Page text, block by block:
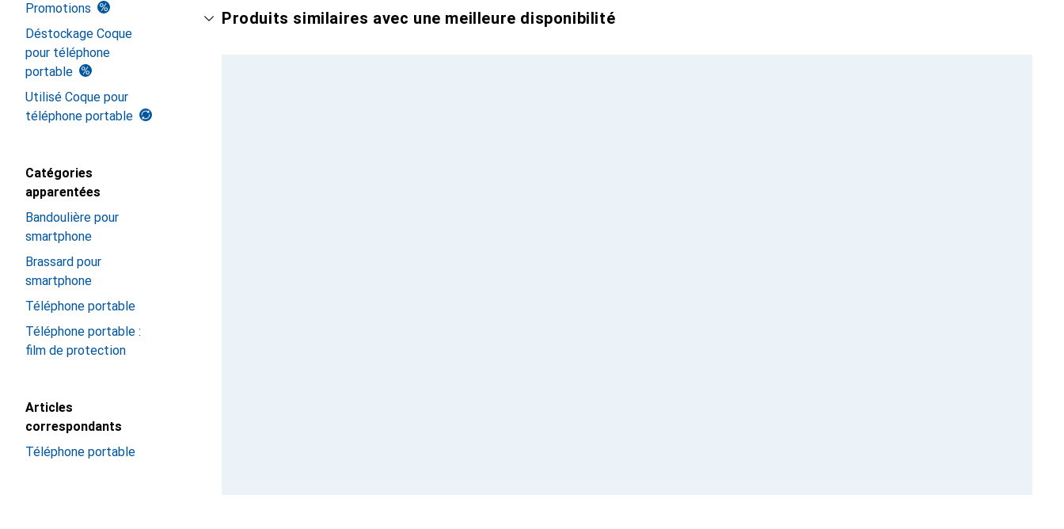
Promotions
Déstockage Coque
pour téléphone
portable
Utilisé Coque pour
téléphone portable
Catégories
apparentées
Bandoulière pour
smartphone
Brassard pour
smartphone
Téléphone portable
Téléphone portable :
film de protection
Articles
correspondants
Téléphone portable
Produits similaires avec une meilleure disponibilité